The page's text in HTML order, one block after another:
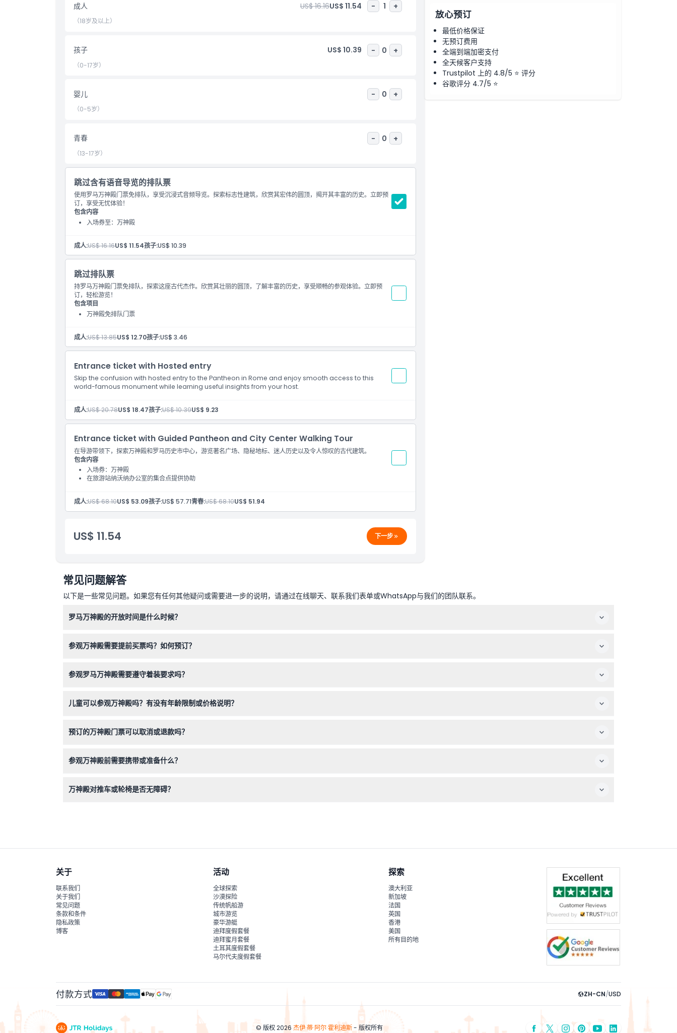
营业时间
需要了解的事项
如何到达那里
如何兑换
取消政策
成人 US$ 16.16US$ 11.54 - 1 +
（18岁及以上）
孩子 US$ 10.39 - 0 +
（0-17岁）
婴儿 - 0 +
（0-5岁）
青春 - 0 +
（13-17岁）
跳过含有语音导览的排队票
使用罗马万神殿门票免排队，享受沉浸式音频导览。探索标志性建筑，欣赏其宏伟的圆顶，揭开其丰富的历史。立即预
订，享受无忧体验！
包含内容
入场券至：万神殿
成人:US$ 16.16US$ 11.54孩子:US$ 10.39
跳过排队票
持罗马万神殿门票免排队，探索这座古代杰作。欣赏其壮丽的圆顶，了解丰富的历史，享受顺畅的参观体验。立即预
订，轻松游览！
包含项目
万神殿免排队门票
成人:US$ 13.85US$ 12.70孩子:US$ 3.46
Entrance ticket with Hosted entry
Skip the confusion with hosted entry to the Pantheon in Rome and enjoy smooth access to this
world-famous monument while learning useful insights from your host.
成人:US$ 20.78US$ 18.47孩子:US$ 10.39US$ 9.23
Entrance ticket with Guided Pantheon and City Center Walking Tour
在导游带领下，探索万神殿和罗马历史市中心，游览著名广场、隐秘地标、迷人历史以及令人惊叹的古代建筑。
包含内容
入场券：万神殿
在旅游站纳沃纳办公室的集合点提供协助
成人:US$ 68.10US$ 53.09孩子:US$ 57.71青春:US$ 68.10US$ 51.94
US$ 11.54 下一步
放心预订
最低价格保证
无预订费用
全端到端加密支付
全天候客户支持
Trustpilot 上的 4.8/5 ⭐ 评分
谷歌评分 4.7/5 ⭐
常见问题解答
以下是一些常见问题。如果您有任何其他疑问或需要进一步的说明，请通过在线聊天、联系我们表单或WhatsApp与我们的团队联系。
罗马万神殿的开放时间是什么时候？
参观万神殿需要提前买票吗？如何预订？
参观罗马万神殿需要遵守着装要求吗？
儿童可以参观万神殿吗？有没有年龄限制或价格说明？
预订的万神殿门票可以取消或退款吗？
参观万神殿前需要携带或准备什么？
万神殿对推车或轮椅是否无障碍？
关于
联系我们
关于我们
常见问题
条款和条件
隐私政策
博客
活动
全球探索
沙漠探险
传统帆船游
城市游览
豪华游艇
迪拜度假套餐
迪拜蜜月套餐
土耳其度假套餐
马尔代夫度假套餐
探索
澳大利亚
新加坡
法国
英国
香港
美国
所有目的地
付款方式 ZH-CN/USD
© 版权 2026 杰伊·蒂·阿尔·霍利迪斯- 版权所有